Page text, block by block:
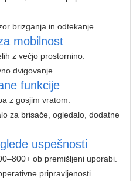
brizganja in odtekanje.
mobilnost
z večjo prostornino.
dvigovanje.
funkcije
z gosjim vratom.
za brisače, ogledalo, dodatne
uspešnosti
ob premišljeni uporabi.
pripravljenosti.